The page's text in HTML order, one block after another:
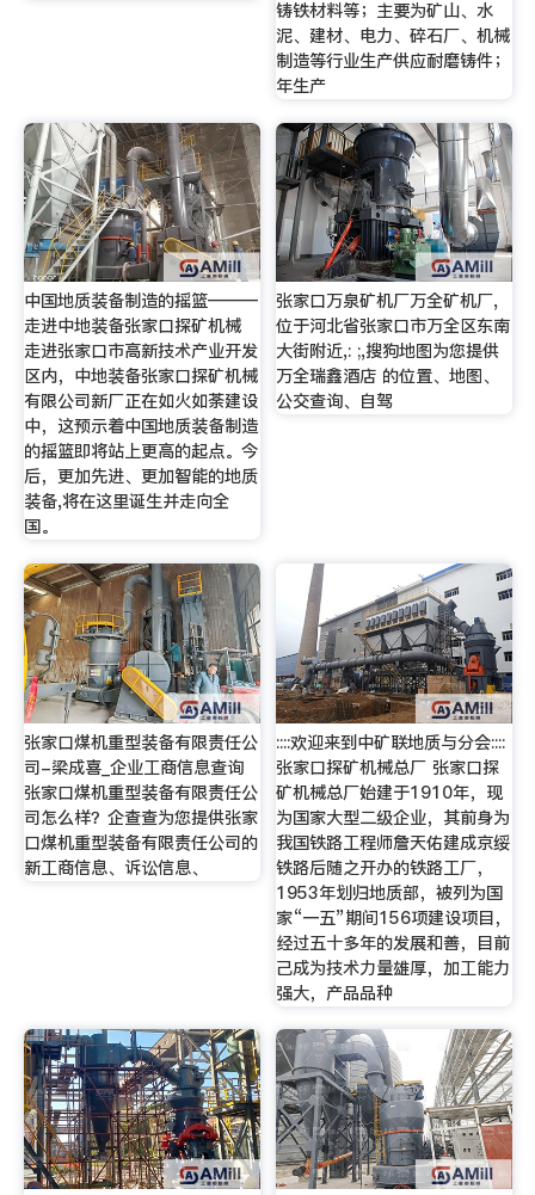
铸铁材料等；主要为矿山、水
泥、建材、电力、碎石厂、机械
制造等行业生产供应耐磨铸件；
年生产
中国地质装备制造的摇篮———
走进中地装备张家口探矿机械
走进张家口市高新技术产业开发
区内，中地装备张家口探矿机械
有限公司新厂正在如火如荼建设
中，这预示着中国地质装备制造
的摇篮即将站上更高的起点。今
后，更加先进、更加智能的地质
装备,将在这里诞生并走向全
国。
张家口万泉矿机厂万全矿机厂,
位于河北省张家口市万全区东南
大街附近,: ;,搜狗地图为您提供
万全瑞鑫酒店 的位置、地图、
公交查询、自驾
张家口煤机重型装备有限责任公
司-梁成喜_企业工商信息查询
张家口煤机重型装备有限责任公
司怎么样？企查查为您提供张家
口煤机重型装备有限责任公司的
新工商信息、诉讼信息、
::::欢迎来到中矿联地质与分会::::
张家口探矿机械总厂 张家口探
矿机械总厂始建于1910年，现
为国家大型二级企业，其前身为
我国铁路工程师詹天佑建成京绥
铁路后随之开办的铁路工厂，
1953年划归地质部，被列为国
家“一五”期间156项建设项目，
经过五十多年的发展和善，目前
己成为技术力量雄厚，加工能力
强大，产品品种